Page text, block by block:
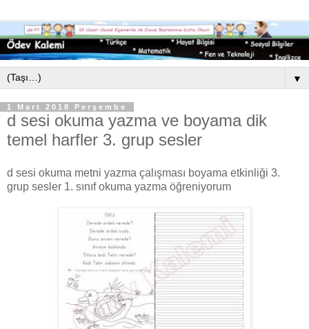
▼
1 Mart 2018 Perşembe
d sesi okuma yazma ve boyama dik
temel harfler 3. grup sesler
d sesi okuma metni yazma çalışması boyama etkinliği 3.
grup sesler 1. sınıf okuma yazma öğreniyorum